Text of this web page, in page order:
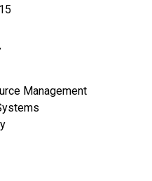
Management